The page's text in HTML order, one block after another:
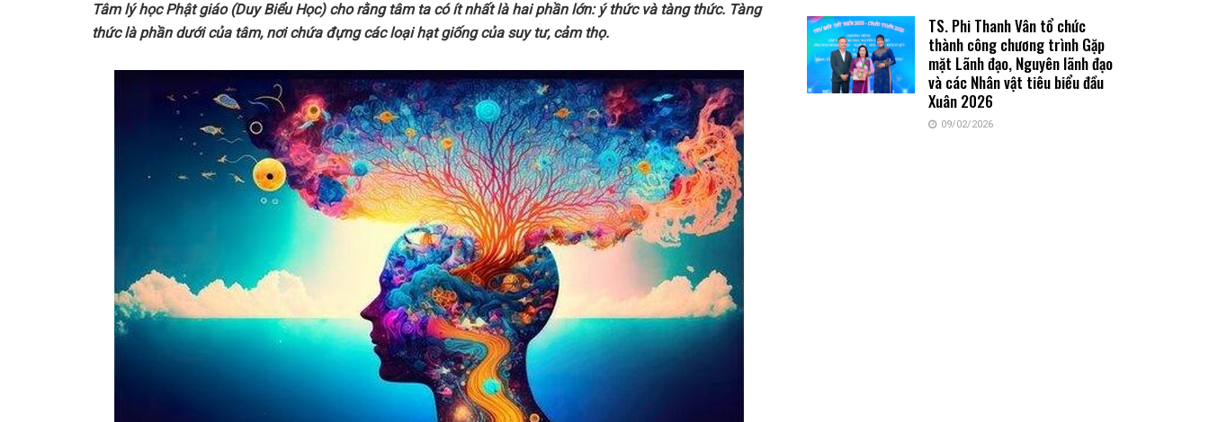
Tâm lý học Phật giáo (Duy Biểu Học) cho rằng tâm ta có ít nhất là hai phần lớn: ý thức và tàng thức. Tàng
thức là phần dưới của tâm, nơi chứa đựng các loại hạt giống của suy tư, cảm thọ.
TS. Phi Thanh Vân tổ chức
thành công chương trình Gặp
mặt Lãnh đạo, Nguyên lãnh đạo
và các Nhân vật tiêu biểu đầu
Xuân 2026
09/02/2026